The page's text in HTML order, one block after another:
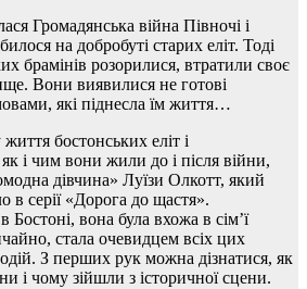
Громадянська війна Півночі і
на добробуті старих еліт. Тоді
брамінів розорилися, втратили своє
Вони виявилися не готові
які піднесла їм життя…
бостонських еліт і
і чим вони жили до і після війни,
дівчина» Луїзи Олкотт, який
в серії «Дорога до щастя».
вона була вхожа в сім’ї
стала очевидцем всіх цих
З перших рук можна дізнатися, як
і чому зійшли з історичної сцени.